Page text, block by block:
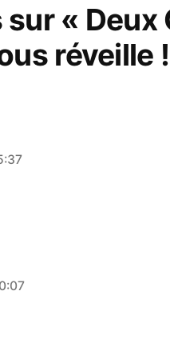
« Deux
réveille